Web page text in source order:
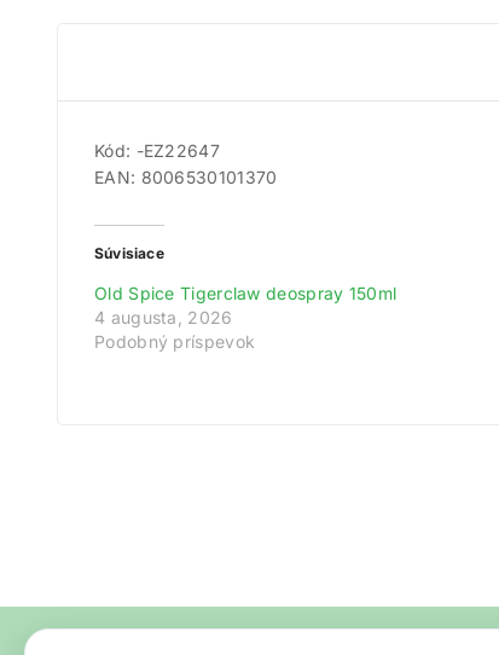
Kód: -EZ22647
EAN: 8006530101370
Súvisiace
Old Spice Tigerclaw deospray 150ml
4 augusta, 2026
Podobný príspevok